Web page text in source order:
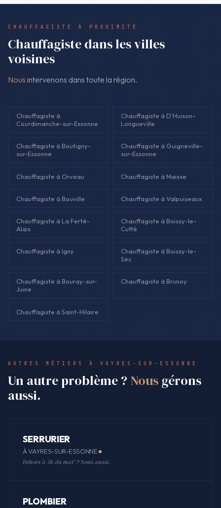
devis signé, sans ajout opaque en fin d'intervention.
CHAUFFAGISTE À PROXIMITÉ
Chauffagiste dans les villes
voisines
Nous intervenons dans toute la région.
Chauffagiste à
Courdimanche-sur-Essonne
Chauffagiste à D'Huison-
Longueville
Chauffagiste à Boutigny-
sur-Essonne
Chauffagiste à Guigneville-
sur-Essonne
Chauffagiste à Orveau Chauffagiste à Maisse
Chauffagiste à Bouville Chauffagiste à Valpuiseaux
Chauffagiste à La Ferté-
Alais
Chauffagiste à Boissy-le-
Cutté
Chauffagiste à Igny
Chauffagiste à Boissy-le-
Sec
Chauffagiste à Bouray-sur-
Juine
Chauffagiste à Brunoy
Chauffagiste à Saint-Hilaire
AUTRES MÉTIERS À VAYRES-SUR-ESSONNE
Un autre problème ? Nous gérons
aussi.
SERRURIER
À VAYRES-SUR-ESSONNE
Dehors à 3h du mat' ? Nous aussi.
PLOMBIER